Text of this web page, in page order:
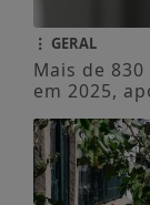
GERAL
Mais de
em 2025,